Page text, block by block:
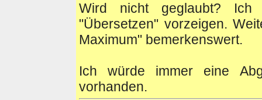
Wird nicht geglaubt?
"Übersetzen" vorzeigen.
Maximum" bemerkenswert.
Ich würde immer eine
vorhanden.